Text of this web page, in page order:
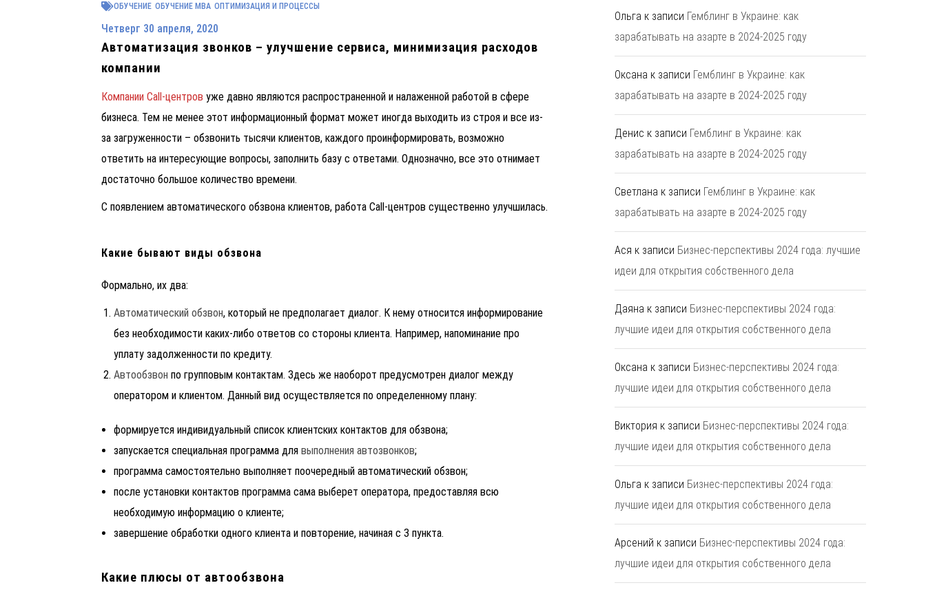
ОБУЧЕНИЕ ОБУЧЕНИЕ MBA ОПТИМИЗАЦИЯ И ПРОЦЕССЫ
Четверг 30 апреля, 2020
Автоматизация звонков – улучшение сервиса, минимизация расходов
компании
Компании Call-центров уже давно являются распространенной и налаженной работой в сфере
бизнеса. Тем не менее этот информационный формат может иногда выходить из строя и все из-
за загруженности – обзвонить тысячи клиентов, каждого проинформировать, возможно
ответить на интересующие вопросы, заполнить базу с ответами. Однозначно, все это отнимает
достаточно большое количество времени.
С появлением автоматического обзвона клиентов, работа Call-центров существенно улучшилась.
Какие бывают виды обзвона
Формально, их два:
Автоматический обзвон, который не предполагает диалог. К нему относится информирование
без необходимости каких-либо ответов со стороны клиента. Например, напоминание про
уплату задолженности по кредиту.
Автообзвон по групповым контактам. Здесь же наоборот предусмотрен диалог между
оператором и клиентом. Данный вид осуществляется по определенному плану:
формируется индивидуальный список клиентских контактов для обзвона;
запускается специальная программа длявыполнения автозвонков;
программа самостоятельно выполняет поочередный автоматический обзвон;
после установки контактов программа сама выберет оператора, предоставляя всю
необходимую информацию о клиенте;
завершение обработки одного клиента и повторение, начиная с 3 пункта.
Какие плюсы от автообзвона
Ольга к записи Гемблинг в Украине: как
зарабатывать на азарте в 2024-2025 году
Оксана к записи Гемблинг в Украине: как
зарабатывать на азарте в 2024-2025 году
Денис к записи Гемблинг в Украине: как
зарабатывать на азарте в 2024-2025 году
Светлана к записи Гемблинг в Украине: как
зарабатывать на азарте в 2024-2025 году
Ася к записи Бизнес-перспективы 2024 года: лучшие
идеи для открытия собственного дела
Даяна к записи Бизнес-перспективы 2024 года:
лучшие идеи для открытия собственного дела
Оксана к записи Бизнес-перспективы 2024 года:
лучшие идеи для открытия собственного дела
Виктория к записи Бизнес-перспективы 2024 года:
лучшие идеи для открытия собственного дела
Ольга к записи Бизнес-перспективы 2024 года:
лучшие идеи для открытия собственного дела
Арсений к записи Бизнес-перспективы 2024 года:
лучшие идеи для открытия собственного дела